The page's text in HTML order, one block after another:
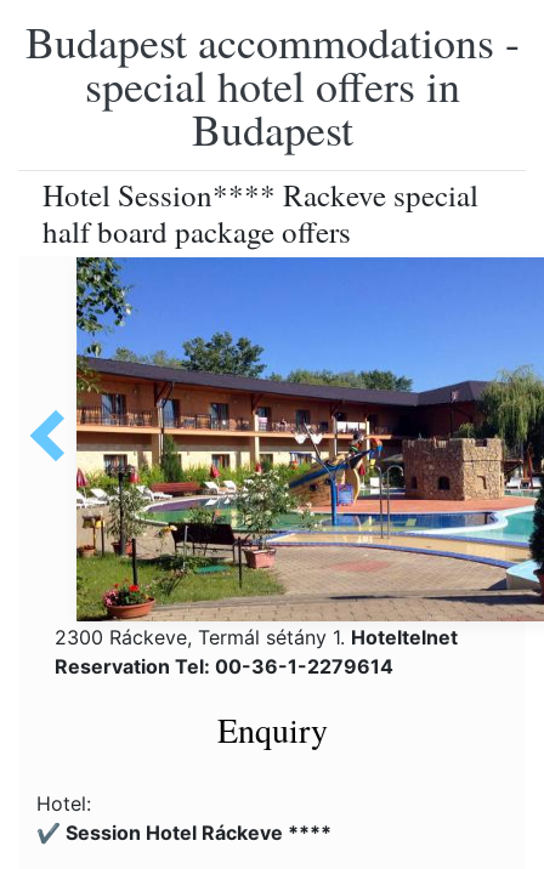
Budapest accommodations -
special hotel offers in
Budapest
Hotel Session**** Rackeve special
half board package offers
2300 Ráckeve, Termál sétány 1. Hoteltelnet
Reservation Tel: 00-36-1-2279614
Enquiry
Hotel:
✔️ Session Hotel Ráckeve ****